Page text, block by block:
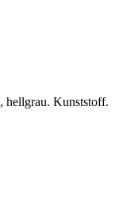
hellgrau. Kunststoff.